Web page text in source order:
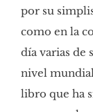
por su
como en la
día varias de
nivel
libro que ha